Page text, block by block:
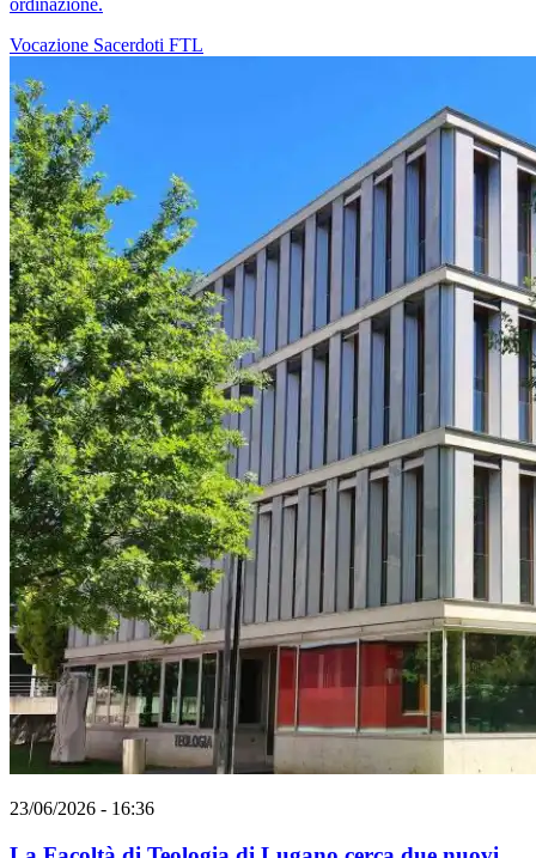
ordinazione.
Vocazione Sacerdoti FTL
23/06/2026 - 16:36